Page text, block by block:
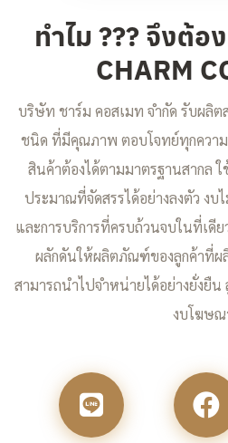
ทำไม ??? จึงต้
CHARM
บริษัท ชาร์ม คอสเมท จำกัด รับผลิต
ชนิด ที่มีคุณภาพ ตอบโจทย์ทุกควา
สินค้าต้องได้ตามมาตรฐานสากล
ประมาณที่จัดสรรได้อย่างลงตัว งบ
และการบริการที่ครบถ้วนจบในที่เดี
ผลักดันให้ผลิตภัณฑ์ของลูกค้าที่ผ
สามารถนำไปจำหน่ายได้อย่างยั่งยืน
งบโฆษณ